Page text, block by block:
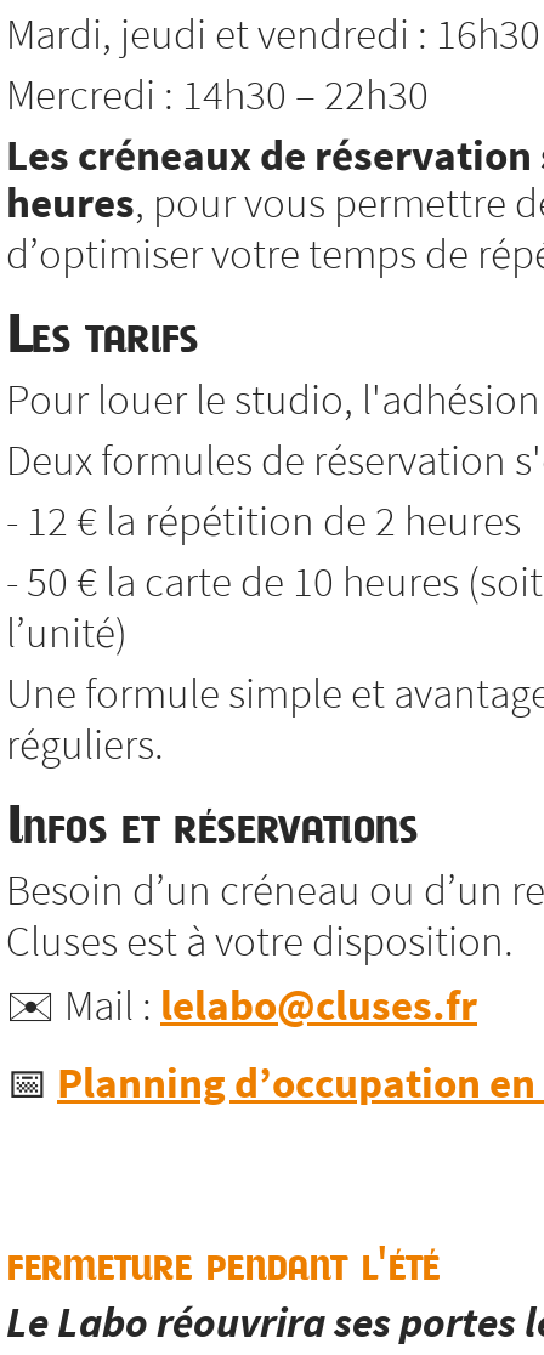
Mardi, jeudi et vendredi :
Mercredi : 14h30 – 22h30
Les créneaux de
heures, pour vous permettre
d’optimiser votre temps de
Les tarifs
Pour louer le studio,
Deux formules de réservation
- 12 € la répétition de 2 heures
- 50 € la carte de 10 heures
l’unité)
Une formule simple et
réguliers.
Infos et réservations
Besoin d’un créneau ou d’un
Cluses est à votre disposition.
✉️ Mail : lelabo@cluses.fr
📅 Planning d’occupation
fermeture pendant l'été
Le Labo réouvrira ses portes